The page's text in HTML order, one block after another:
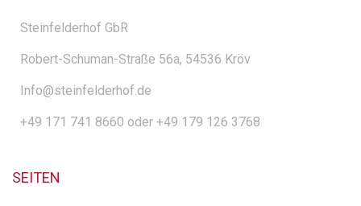
Steinfelderhof GbR
Robert-Schuman-Straße 56a, 54536 Kröv
Info@steinfelderhof.de
+49 171 741 8660 oder +49 179 126 3768
SEITEN